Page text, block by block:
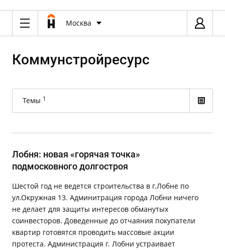
Москва
Коммунстройресурс
Темы 1
Лобня: новая «горячая точка»
подмосковного долгостроя
Шестой год не ведется строительства в г.Лобне по
ул.Окружная 13. Админитрация города Лобни ничего
не делает для защиты интересов обманутых
соинвесторов. Доведенные до отчаяния покупатели
квартир готовятся проводить массовые акции
протеста. Администрация г. Лобни устраивает